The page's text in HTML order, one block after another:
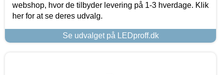
webshop, hvor de tilbyder levering på 1-3 hverdage. Klik
her for at se deres udvalg.
Se udvalget på LEDproff.dk